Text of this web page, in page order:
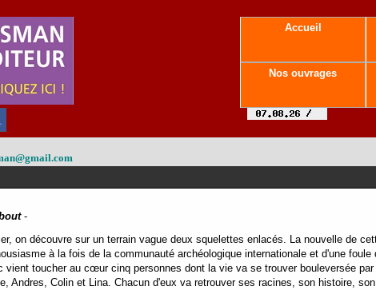
Accueil
Nos ouvrages
-
on découvre sur un terrain vague deux squelettes enlacés. La nouvelle de
à la fois de la communauté archéologique internationale et d'une
vient toucher au cœur cinq personnes dont la vie va se trouver bouleversée
Andres, Colin et Lina. Chacun d'eux va retrouver ses racines, son histoire,